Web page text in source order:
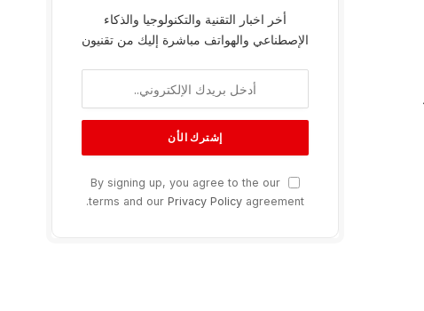
أخر اخبار التقنية والتكنولوجيا والذكاء
الإصطناعي والهواتف مباشرة إليك من تقنيون
By signing up, you agree to the our
terms and our Privacy Policy agreement.